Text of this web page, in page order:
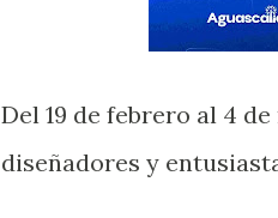
Del 19 de febrero al 4
diseñadores y